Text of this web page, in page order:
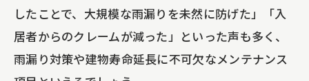
したことで、大規模な雨漏りを未然に防げた」「入
居者からのクレームが減った」といった声も多く、
雨漏り対策や建物寿命延長に不可欠なメンテナンス